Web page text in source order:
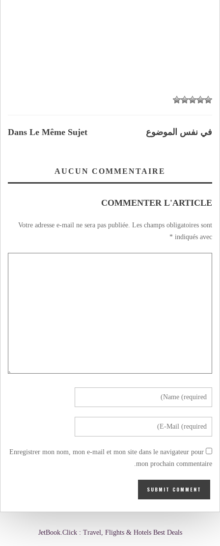
Dans Le Même Sujet في نفس الموضوع
AUCUN COMMENTAIRE
COMMENTER L'ARTICLE
Votre adresse e-mail ne sera pas publiée. Les champs obligatoires sont
indiqués avec
*
Enregistrer mon nom, mon e-mail et mon site dans le navigateur pour
mon prochain commentaire.
JetBook.Click : Travel, Flights & Hotels Best Deals